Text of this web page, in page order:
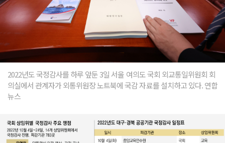
2022년도 국정감사를 하루 앞둔 3일 서울 여의도 국회 외교통일위원회 회
의실에서 관계자가 외통위원장 노트북에 국감 자료를 설치하고 있다. 연합
뉴스